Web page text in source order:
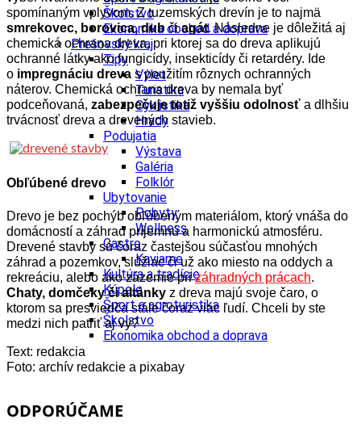
Školstvo
Ekonomika obchod a doprava
Prešovský kraj
Tipy
Výlet
Turistika
Cyklistika
Hrady
Podujatia
Výstava
Galéria
Folklór
Ubytovanie
Pobyty
Wellness
Gastro
Kaviarne
Kultúra a tradície
Kúpele
Šport a agroturistika
Školstvo
Ekonomika obchod a doprava
spomínaným vplyvom. Z tuzemských drevín je to najmä
smrekovec, borovica, dubčiagát. Následne je dôležitá aj
chemická ochrana dreva, pri ktorej sa do dreva aplikujú
ochranné látky ako fungicídy, insekticídy či retardéry. Ide
o impregnáciu dreva s použitím rôznych ochranných
náterov. Chemická ochrana dreva by nemala byť
podceňovaná, zabezpečuje totiž vyššiu odolnosť a dlhšiu
trvácnosť dreva a drevených stavieb.
Obľúbené drevo
Drevo je bez pochýb obľúbeným materiálom, ktorý vnáša do
domácností a záhrad príjemnú a harmonickú atmosféru.
Drevené stavby sú čoraz častejšou súčasťou mnohých
záhrad a pozemkov, slúžiac či už ako miesto na oddych a
rekreáciu, alebo ako zázemie prizáhradných prácach.
Chaty, domčeky či altánky z dreva majú svoje čaro, o
ktorom sa presviedča stále čoraz viac ľudí. Chceli by ste
medzi nich patriť aj vy?
Text: redakcia
Foto: archív redakcie a pixabay
ODPORÚČAME